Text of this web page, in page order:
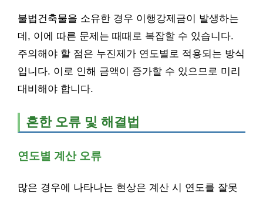
불법건축물을 소유한 경우 이행강제금이 발생하는
데, 이에 따른 문제는 때때로 복잡할 수 있습니다.
주의해야 할 점은 누진제가 연도별로 적용되는 방식
입니다. 이로 인해 금액이 증가할 수 있으므로 미리
대비해야 합니다.
흔한 오류 및 해결법
연도별 계산 오류
많은 경우에 나타나는 현상은 계산 시 연도를 잘못